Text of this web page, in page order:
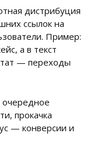
дистрибуция
ссылок на
Пример:
а в текст
— переходы
очередное
прокачка
— конверсии и